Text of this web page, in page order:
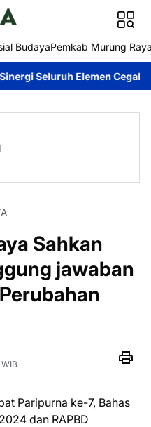
BudayaPemkab Murung
Cegah Bencana
Sahkan
jawaban
Paripurna ke-7, Bahas
dan RAPBD